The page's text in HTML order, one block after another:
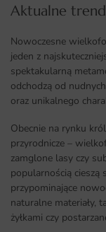
Aktualne
Nowoczesne
jeden z
spektakularną
odchodzą od
oraz unikalnego
Obecnie na rynku
przyrodnicze –
zamglone lasy czy
popularnością cieszą
przypominające
naturalne materiały,
żyłkami czy